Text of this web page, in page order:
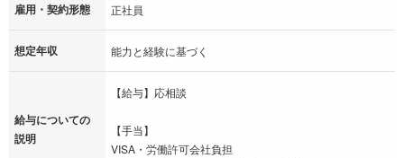
雇用・契約形態 正社員
想定年収 能力と経験に基づく
給与についての
説明
【給与】応相談
【手当】
VISA・労働許可会社負担